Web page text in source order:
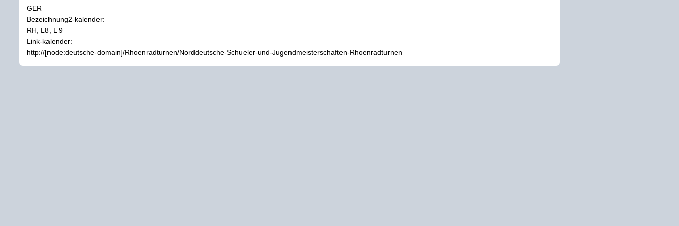
GER
Bezeichnung2-kalender:
RH, L8, L 9
Link-kalender:
http://[node:deutsche-domain]/Rhoenradturnen/Norddeutsche-Schueler-und-Jugendmeisterschaften-Rhoenradturnen